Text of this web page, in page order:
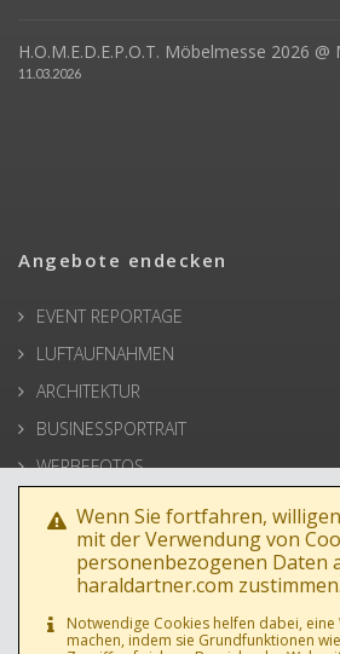
H.O.M.E.D.E.P.O.T. Möbelmesse 2026 @
11.03.2026
Angebote endecken
EVENT REPORTAGE
LUFTAUFNAHMEN
ARCHITEKTUR
BUSINESSPORTRAIT
WERBEFOTOS
HOCHZEIT
PRESSE
Wenn Sie fortfahren, willigen
mit der Verwendung von
personenbezogenen Daten
haraldartner.com zustimmen.
Notwendige Cookies helfen dabei,
machen, indem sie Grundfunktionen